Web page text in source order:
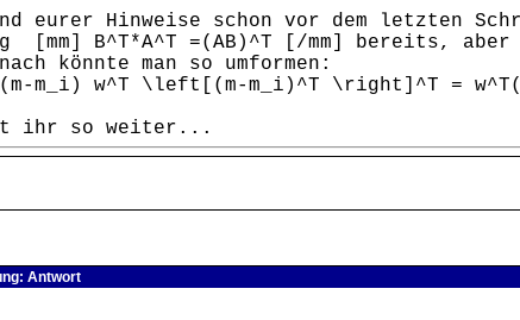
eurer Hinweise schon vor dem letzten
[mm] B^T*A^T =(AB)^T [/mm] bereits,
könnte man so umformen:
m_i) w^T \left[(m-m_i)^T \right]^T =
ihr so weiter...
Antwort